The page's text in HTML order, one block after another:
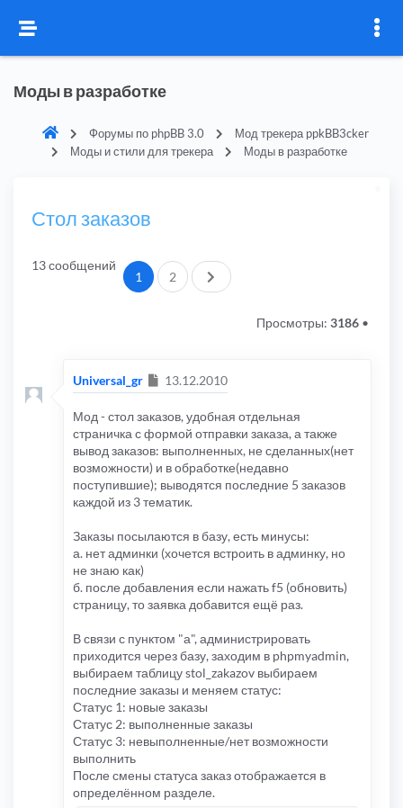
Моды в разработке
Форумы по phpBB 3.0
Мод трекера ppkBB3cker
Моды и стили для трекера
Моды в разработке
Стол заказов
13 сообщений
1 2 След.
Просмотры: 3186 •
Universal_gr Сообщение
13.12.2010
Мод - стол заказов, удобная отдельная
страничка с формой отправки заказа, а также
вывод заказов: выполненных, не сделанных(нет
возможности) и в обработке(недавно
поступившие); выводятся последние 5 заказов
каждой из 3 тематик.
Заказы посылаются в базу, есть минусы:
а. нет админки (хочется встроить в админку, но
не знаю как)
б. после добавления если нажать f5 (обновить)
страницу, то заявка добавится ещё раз.
В связи с пунктом "а", администрировать
приходится через базу, заходим в phpmyadmin,
выбираем таблицу stol_zakazov выбираем
последние заказы и меняем статус:
Статус 1: новые заказы
Статус 2: выполненные заказы
Статус 3: невыполненные/нет возможности
выполнить
После смены статуса заказ отображается в
определённом разделе.